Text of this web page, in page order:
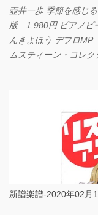
壺井一歩 季節を感じ
版 1,980円 ピアノピ
んきよほう デプロ
ムスティーン・コレ
新譜楽譜-2020年02月